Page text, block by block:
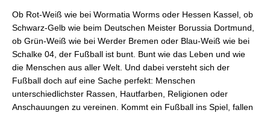
Ob Rot-Weiß wie bei Wormatia Worms oder Hessen Kassel, ob
Schwarz-Gelb wie beim Deutschen Meister Borussia Dortmund,
ob Grün-Weiß wie bei Werder Bremen oder Blau-Weiß wie bei
Schalke 04, der Fußball ist bunt. Bunt wie das Leben und wie
die Menschen aus aller Welt. Und dabei versteht sich der
Fußball doch auf eine Sache perfekt: Menschen
unterschiedlichster Rassen, Hautfarben, Religionen oder
Anschauungen zu vereinen. Kommt ein Fußball ins Spiel, fallen